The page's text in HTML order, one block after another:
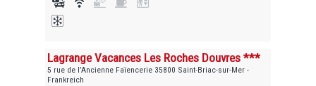
Lagrange Vacances Les Roches Douvres ***
5 rue de l’Ancienne Faïencerie 35800 Saint-Briac-sur-Mer -
Frankreich